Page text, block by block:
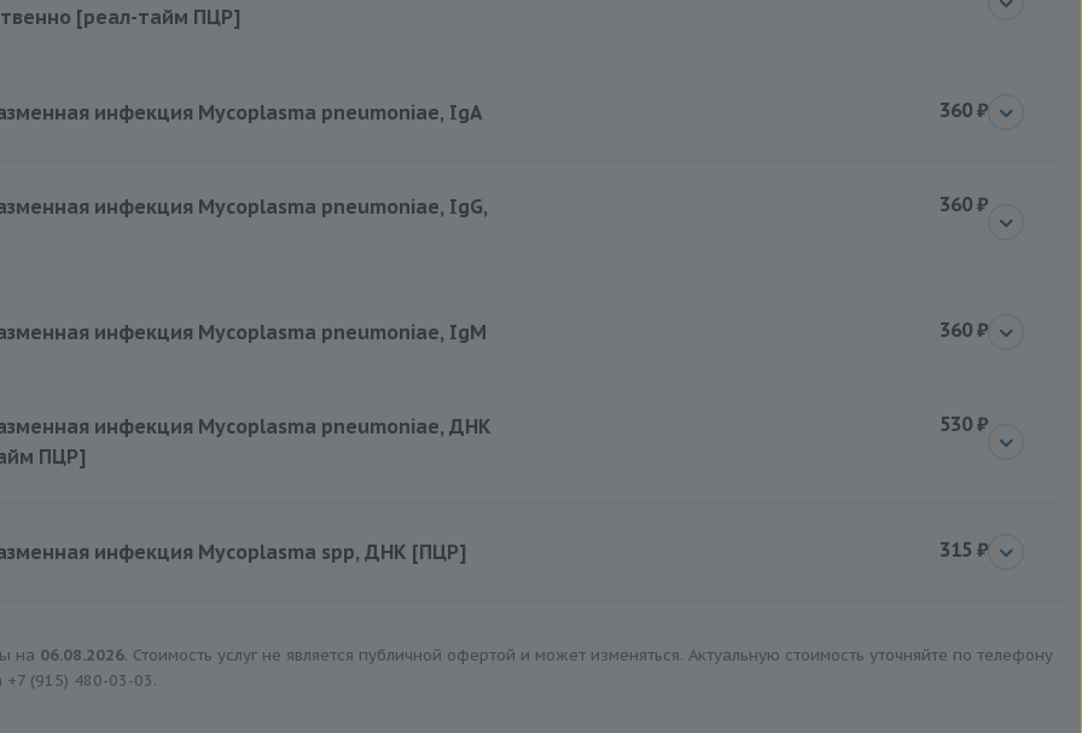
[реал-тайм ПЦР]
инфекция Mycoplasma pneumoniae, IgA 360 ₽
инфекция Mycoplasma pneumoniae, IgG,
360 ₽
инфекция Mycoplasma pneumoniae, IgM 360 ₽
инфекция Mycoplasma pneumoniae, ДНК
ПЦР]
530 ₽
инфекция Mycoplasma spp, ДНК [ПЦР] 315 ₽
на 06.08.2026. Стоимость услуг не является публичной офертой и может изменяться. Актуальную стоимость уточняйте по телефону
+7 (915) 480-03-03.